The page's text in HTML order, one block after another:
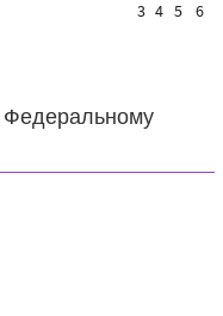
3 4 5 6
Федеральному